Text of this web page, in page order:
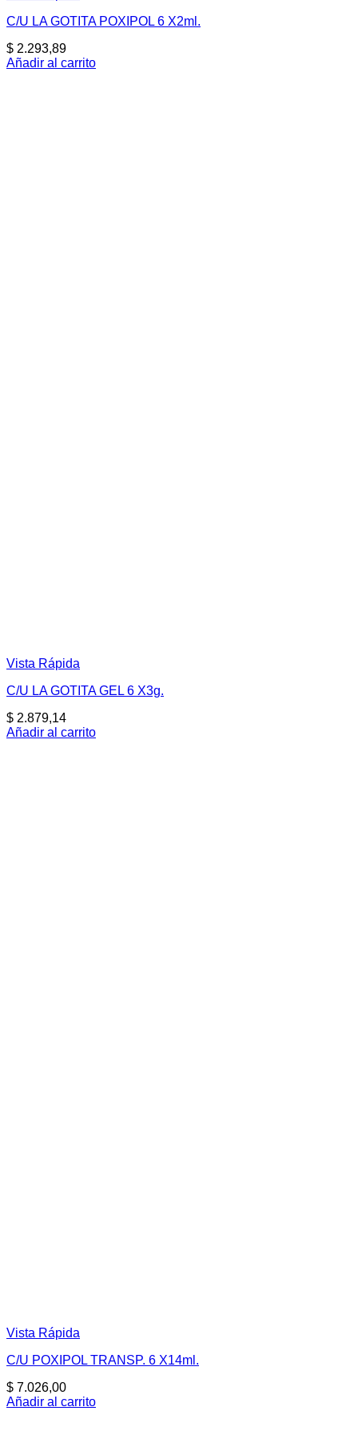
C/U LA GOTITA POXIPOL 6 X2ml.
$ 2.293,89
Añadir al carrito
Vista Rápida
C/U LA GOTITA GEL 6 X3g.
$ 2.879,14
Añadir al carrito
Vista Rápida
C/U POXIPOL TRANSP. 6 X14ml.
$ 7.026,00
Añadir al carrito